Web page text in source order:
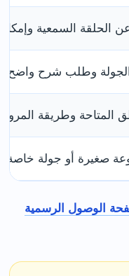
الحلقة السمعية
الجولة وطلب شرح واضح
المتاحة وطريقة المرور
صغيرة أو جولة
الوصول الرسمية